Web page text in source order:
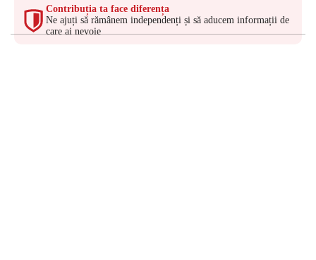
Contribuția ta face diferența
Ne ajuți să rămânem independenți și să aducem informații de
care ai nevoie